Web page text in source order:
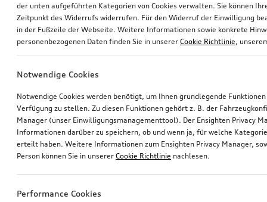
der unten aufgeführten Kategorien von Cookies verwalten. Sie können
Zeitpunkt des Widerrufs widerrufen. Für den Widerruf der Einwilligung
in der Fußzeile der Webseite. Weitere Informationen sowie konkrete
personenbezogenen Daten finden Sie in unserer Cookie Richtlinie,
Notwendige Cookies
Notwendige Cookies werden benötigt, um Ihnen grundlegende
Verfügung zu stellen. Zu diesen Funktionen gehört z. B. der
Manager (unser Einwilligungsmanagementtool). Der Ensighten Privacy
Informationen darüber zu speichern, ob und wenn ja, für welche
erteilt haben. Weitere Informationen zum Ensighten Privacy Manager,
Person können Sie in unserer Cookie Richtlinie nachlesen.
Performance Cookies